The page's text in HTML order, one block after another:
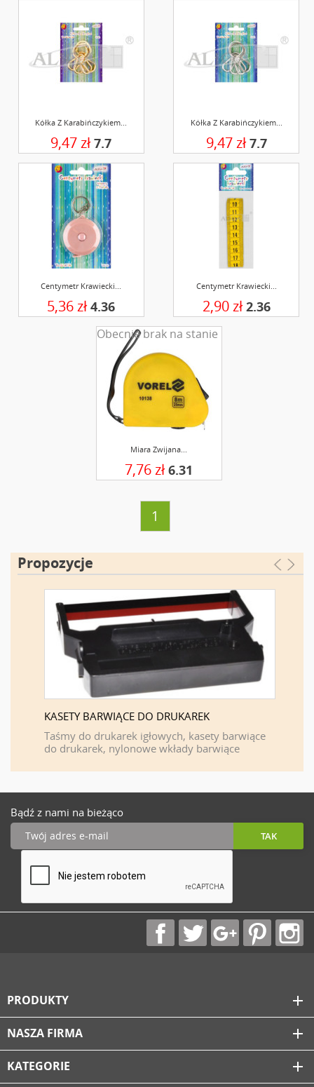
Kółka Z Karabińczykiem...
9,47 zł 7.7
Kółka Z Karabińczykiem...
9,47 zł 7.7
Centymetr Krawiecki...
5,36 zł 4.36
Centymetr Krawiecki...
2,90 zł 2.36
Miara Zwijana...
7,76 zł 6.31
Obecnie brak na stanie
1
Propozycje
KASETY BARWIĄCE DO DRUKAREK
Taśmy do drukarek igłowych, kasety barwiące
do drukarek, nylonowe wkłady barwiące
Bądź z nami na bieżąco
PRODUKTY add
NASZA FIRMA add
KATEGORIE add